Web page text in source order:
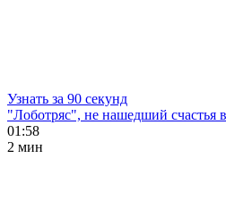
Узнать за 90 секунд
"Лоботряс", не нашедший счастья
01:58
2 мин